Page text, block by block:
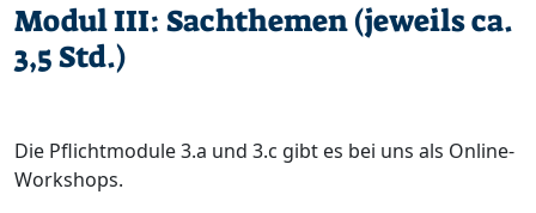
Modul III: Sachthemen (jeweils ca.
3,5 Std.)
Die Pflichtmodule 3.a und 3.c gibt es bei uns als Online-
Workshops.